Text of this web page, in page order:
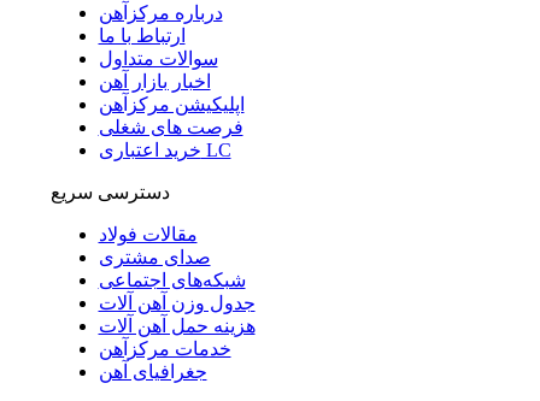
درباره مرکزآهن
ارتباط با ما
سوالات متداول
اخبار بازار آهن
اپلیکیشن مرکزآهن
فرصت های شغلی
خرید اعتباری LC
دسترسی سریع
مقالات فولاد
صدای مشتری
شبکه‌های اجتماعی
جدول وزن آهن آلات
هزینه حمل آهن آلات
خدمات مرکزآهن
جغرافیای آهن